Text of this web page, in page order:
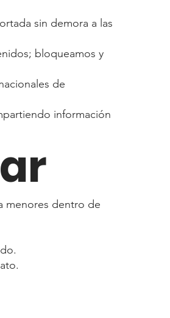
sin demora a las
bloqueamos y
de
información
menores dentro de